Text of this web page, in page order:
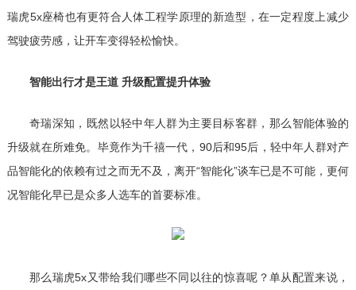
瑞虎5x座椅也有更符合人体工程学原理的新造型，在一定程度上减少
驾驶疲劳感，让开车变得轻松愉快。
智能出行才是王道 升级配置提升体验
奇瑞深知，既然以轻中年人群为主要目标客群，那么智能体验的
升级就在所难免。毕竟作为千禧一代，90后和95后，轻中年人群对产
品智能化的依赖有过之而无不及，离开“智能化”谈车已是不可能，更何
况智能化早已是众多人选车的首要标准。
那么瑞虎5x又带给我们哪些不同以往的惊喜呢？单从配置来说，